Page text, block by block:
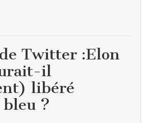
Twitter :Elon
il
libéré
bleu ?